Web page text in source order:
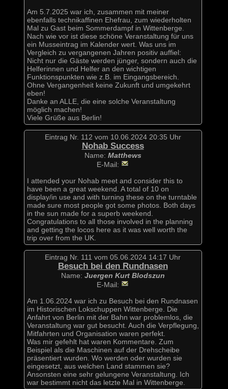
Am 5.7.2025 war ich, zusammen mit meiner
ebenfalls technikaffinen Ehefrau, zum wiederholten
Mal zu Gast beim Sommerdampf in Wittenberge.
Nach wie vor ist diese schöne Veranstaltung für uns
ein Musseintrag im Kalender wert. Was uns im
Vergleich zu vergangenen Jahren positiv auffiel:
Nicht nur die Gäste werden jünger, sondern auch die
Helferinnen und Helfer an den wichtigen
Funktionspunkten wie z.B. im Eingangsbereich.
Ohne Vergangenheit keine Zukunft und umgekehrt
eben!
Danke an ALLE, die eine solche Veranstaltung
möglich machen!
Viele Grüße aus Berlin!
Eintrag Nr. 112 vom 10.06.2024 20:35 Uhr
Nohab Success
Name: Matthews
E-Mail:
I attended your Nohab meet and consider this to
have been a great weekend. A total of 10 on
display/in use and with turning these on the turntable
made sure most people got some photos. Both days
in the sun made for a superb weekend.
Congratulations to all those involved in the planning
and getting the locos here as it was well worth the
trip over from the UK.
Eintrag Nr. 111 vom 05.06.2024 14:17 Uhr
Besuch bei den Rundnasen
Name: Juergen Kurt Blodszun
E-Mail:
Am 1.06.2024 war ich zu Besuch bei den Rundnasen
im Historischen Lokschuppen Wittenberge. Die
Anfahrt von Berlin mit der Bahn war problemlos, die
Veranstaltung war gut besucht. Auch die Verpflegung,
Mitfahrten und Organisation waren perfekt.
Was mir gefehlt hat waren Kommentare. Zum
Beispiel als die Maschinen auf der Drehscheibe
präsentiert wurden. Wo werden oder wurden sie
eingesetzt, aus welchen Land stammen sie?
Ansonsten eine sehr gelungene Veranstaltung. Ich
war bestimmt nicht das letzte Mal in Wittenberge.